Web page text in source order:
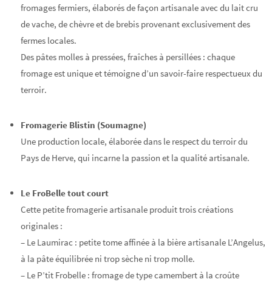
fromages fermiers, élaborés de façon artisanale avec du lait cru
de vache, de chèvre et de brebis provenant exclusivement des
fermes locales.
Des pâtes molles à pressées, fraîches à persillées : chaque
fromage est unique et témoigne d’un savoir-faire respectueux du
terroir.
Fromagerie Blistin (Soumagne)
Une production locale, élaborée dans le respect du terroir du
Pays de Herve, qui incarne la passion et la qualité artisanale.
Le FroBelle tout court
Cette petite fromagerie artisanale produit trois créations
originales :
– Le Laumirac : petite tome affinée à la bière artisanale L’Angelus,
à la pâte équilibrée ni trop sèche ni trop molle.
– Le P’tit Frobelle : fromage de type camembert à la croûte